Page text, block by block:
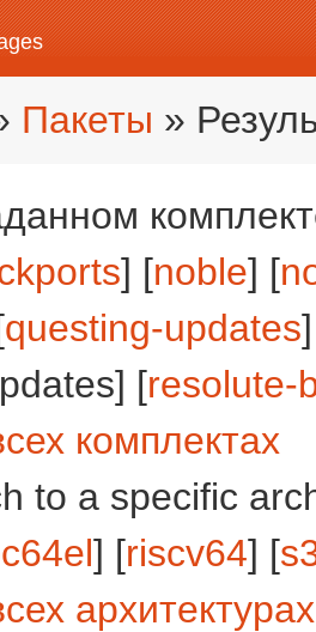
Пакеты »
] [noble] [
questing-updates
[resolute-
комплектах
to a specific
] [riscv64] [
архитектурах